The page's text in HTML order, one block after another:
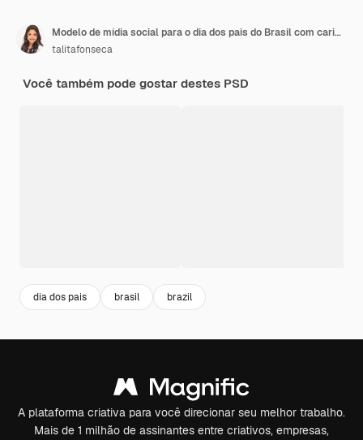
Modelo de mídia social para o dia dos pais do Brasil com carimbo e ilustração 3d
talitafonseca
Você também pode gostar destes PSD
dia dos pais brasil brazil
A plataforma criativa para você direcionar seu melhor trabalho.
Mais de 1 milhão de assinantes entre criativos, empresas,